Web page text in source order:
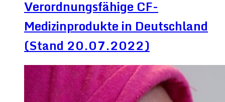
Verordnungsfähige CF-
Medizinprodukte in Deutschland
(Stand 20.07.2022)